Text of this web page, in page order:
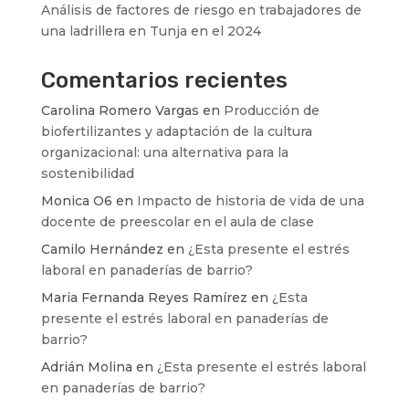
Análisis de factores de riesgo en trabajadores de
una ladrillera en Tunja en el 2024
Comentarios recientes
Carolina Romero Vargas en Producción de
biofertilizantes y adaptación de la cultura
organizacional: una alternativa para la
sostenibilidad
Monica O6 en Impacto de historia de vida de una
docente de preescolar en el aula de clase
Camilo Hernández en ¿Esta presente el estrés
laboral en panaderías de barrio?
Maria Fernanda Reyes Ramírez en ¿Esta
presente el estrés laboral en panaderías de
barrio?
Adrián Molina en ¿Esta presente el estrés laboral
en panaderías de barrio?